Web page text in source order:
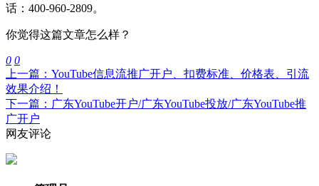
话：400-960-2809。
你觉得这篇文章怎么样？
0 0
上一篇：YouTube信息流推广开户、扣费标准、价格表、引流
效果介绍！
下一篇：广东YouTube开户/广东YouTube投放/广东YouTube推
广开户
网友评论